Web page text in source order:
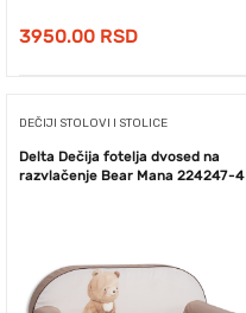
3950.00 RSD
DEČIJI STOLOVI I STOLICE
Delta Dečija fotelja dvosed na
razvlačenje Bear Mana 224247-4